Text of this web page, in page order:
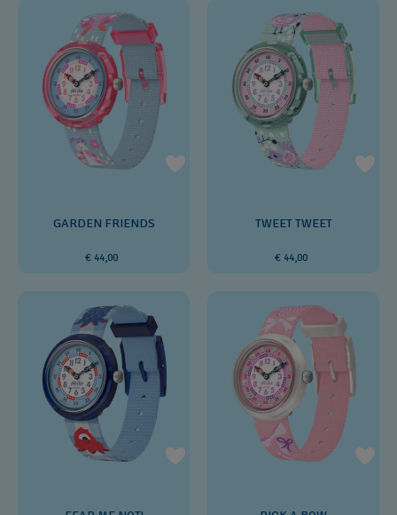
GARDEN FRIENDS
€ 44,00
TWEET TWEET
€ 44,00